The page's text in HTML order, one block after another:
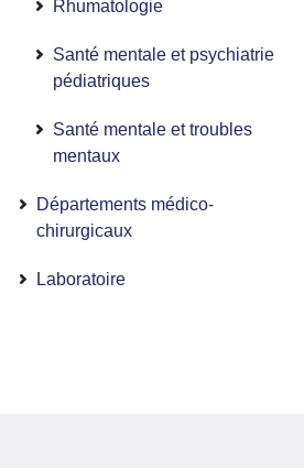
Rhumatologie
Santé mentale et psychiatrie
pédiatriques
Santé mentale et troubles
mentaux
Départements médico-
chirurgicaux
Laboratoire